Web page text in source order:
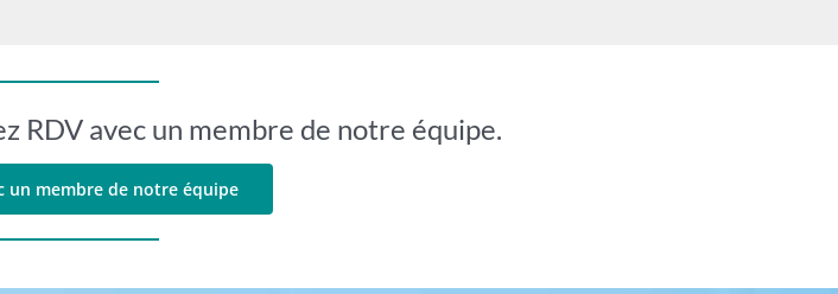
RDV avec un membre de notre équipe.
un membre de notre équipe